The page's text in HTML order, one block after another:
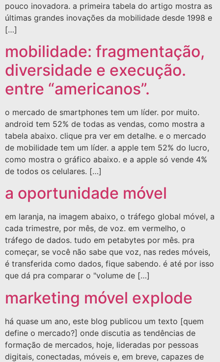
pouco inovadora. a primeira tabela do artigo mostra as
últimas grandes inovações da mobilidade desde 1998 e
[…]
mobilidade: fragmentação,
diversidade e execução.
entre “americanos”.
o mercado de smartphones tem um líder. por muito.
android tem 52% de todas as vendas, como mostra a
tabela abaixo. clique pra ver em detalhe. e o mercado
de mobilidade tem um líder. a apple tem 52% do lucro,
como mostra o gráfico abaixo. e a apple só vende 4%
de todos os celulares. […]
a oportunidade móvel
em laranja, na imagem abaixo, o tráfego global móvel, a
cada trimestre, por mês, de voz. em vermelho, o
tráfego de dados. tudo em petabytes por mês. pra
começar, se você não sabe que voz, nas redes móveis,
é transferida como dados, fique sabendo. é até por isso
que dá pra comparar o "volume de […]
marketing móvel explode
há quase um ano, este blog publicou um texto [quem
define o mercado?] onde discutia as tendências de
formação de mercados, hoje, lideradas por pessoas
digitais, conectadas, móveis e, em breve, capazes de